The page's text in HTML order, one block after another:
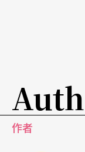
隱約開始發展
幼年在板橋的
作者